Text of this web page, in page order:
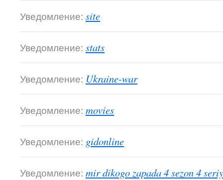
Уведомление: site
Уведомление: stats
Уведомление: Ukraine-war
Уведомление: movies
Уведомление: gidonline
Уведомление: mir dikogo zapada 4 sezon 4